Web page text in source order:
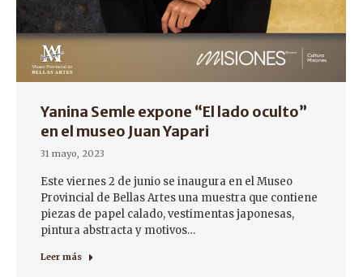
Yanina Semle expone “El lado oculto”
en el museo Juan Yapari
31 mayo, 2023
Este viernes 2 de junio se inaugura en el Museo
Provincial de Bellas Artes una muestra que contiene
piezas de papel calado, vestimentas japonesas,
pintura abstracta y motivos…
Leer más